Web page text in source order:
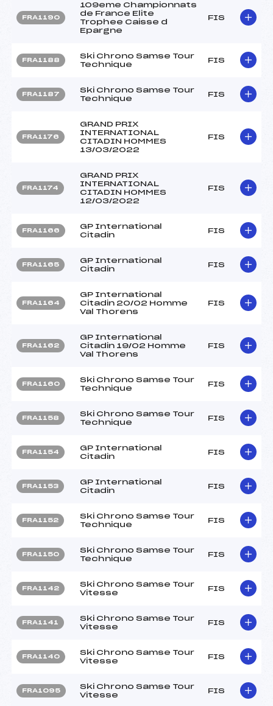
FRA1190
109eme Championnats
de France Elite
Trophee Caisse d
Epargne
FIS
FRA1188
Ski Chrono Samse Tour
Technique
FIS
FRA1187
Ski Chrono Samse Tour
Technique
FIS
FRA1176
GRAND PRIX
INTERNATIONAL
CITADIN HOMMES
13/03/2022
FIS
FRA1174
GRAND PRIX
INTERNATIONAL
CITADIN HOMMES
12/03/2022
FIS
FRA1166
GP International
Citadin
FIS
FRA1165
GP International
Citadin
FIS
FRA1164
GP International
Citadin 20/02 Homme
Val Thorens
FIS
FRA1162
GP International
Citadin 19/02 Homme
Val Thorens
FIS
FRA1160
Ski Chrono Samse Tour
Technique
FIS
FRA1158
Ski Chrono Samse Tour
Technique
FIS
FRA1154
GP International
Citadin
FIS
FRA1153
GP International
Citadin
FIS
FRA1152
Ski Chrono Samse Tour
Technique
FIS
FRA1150
Ski Chrono Samse Tour
Technique
FIS
FRA1142
Ski Chrono Samse Tour
Vitesse
FIS
FRA1141
Ski Chrono Samse Tour
Vitesse
FIS
FRA1140
Ski Chrono Samse Tour
Vitesse
FIS
FRA1095
Ski Chrono Samse Tour
Vitesse
FIS